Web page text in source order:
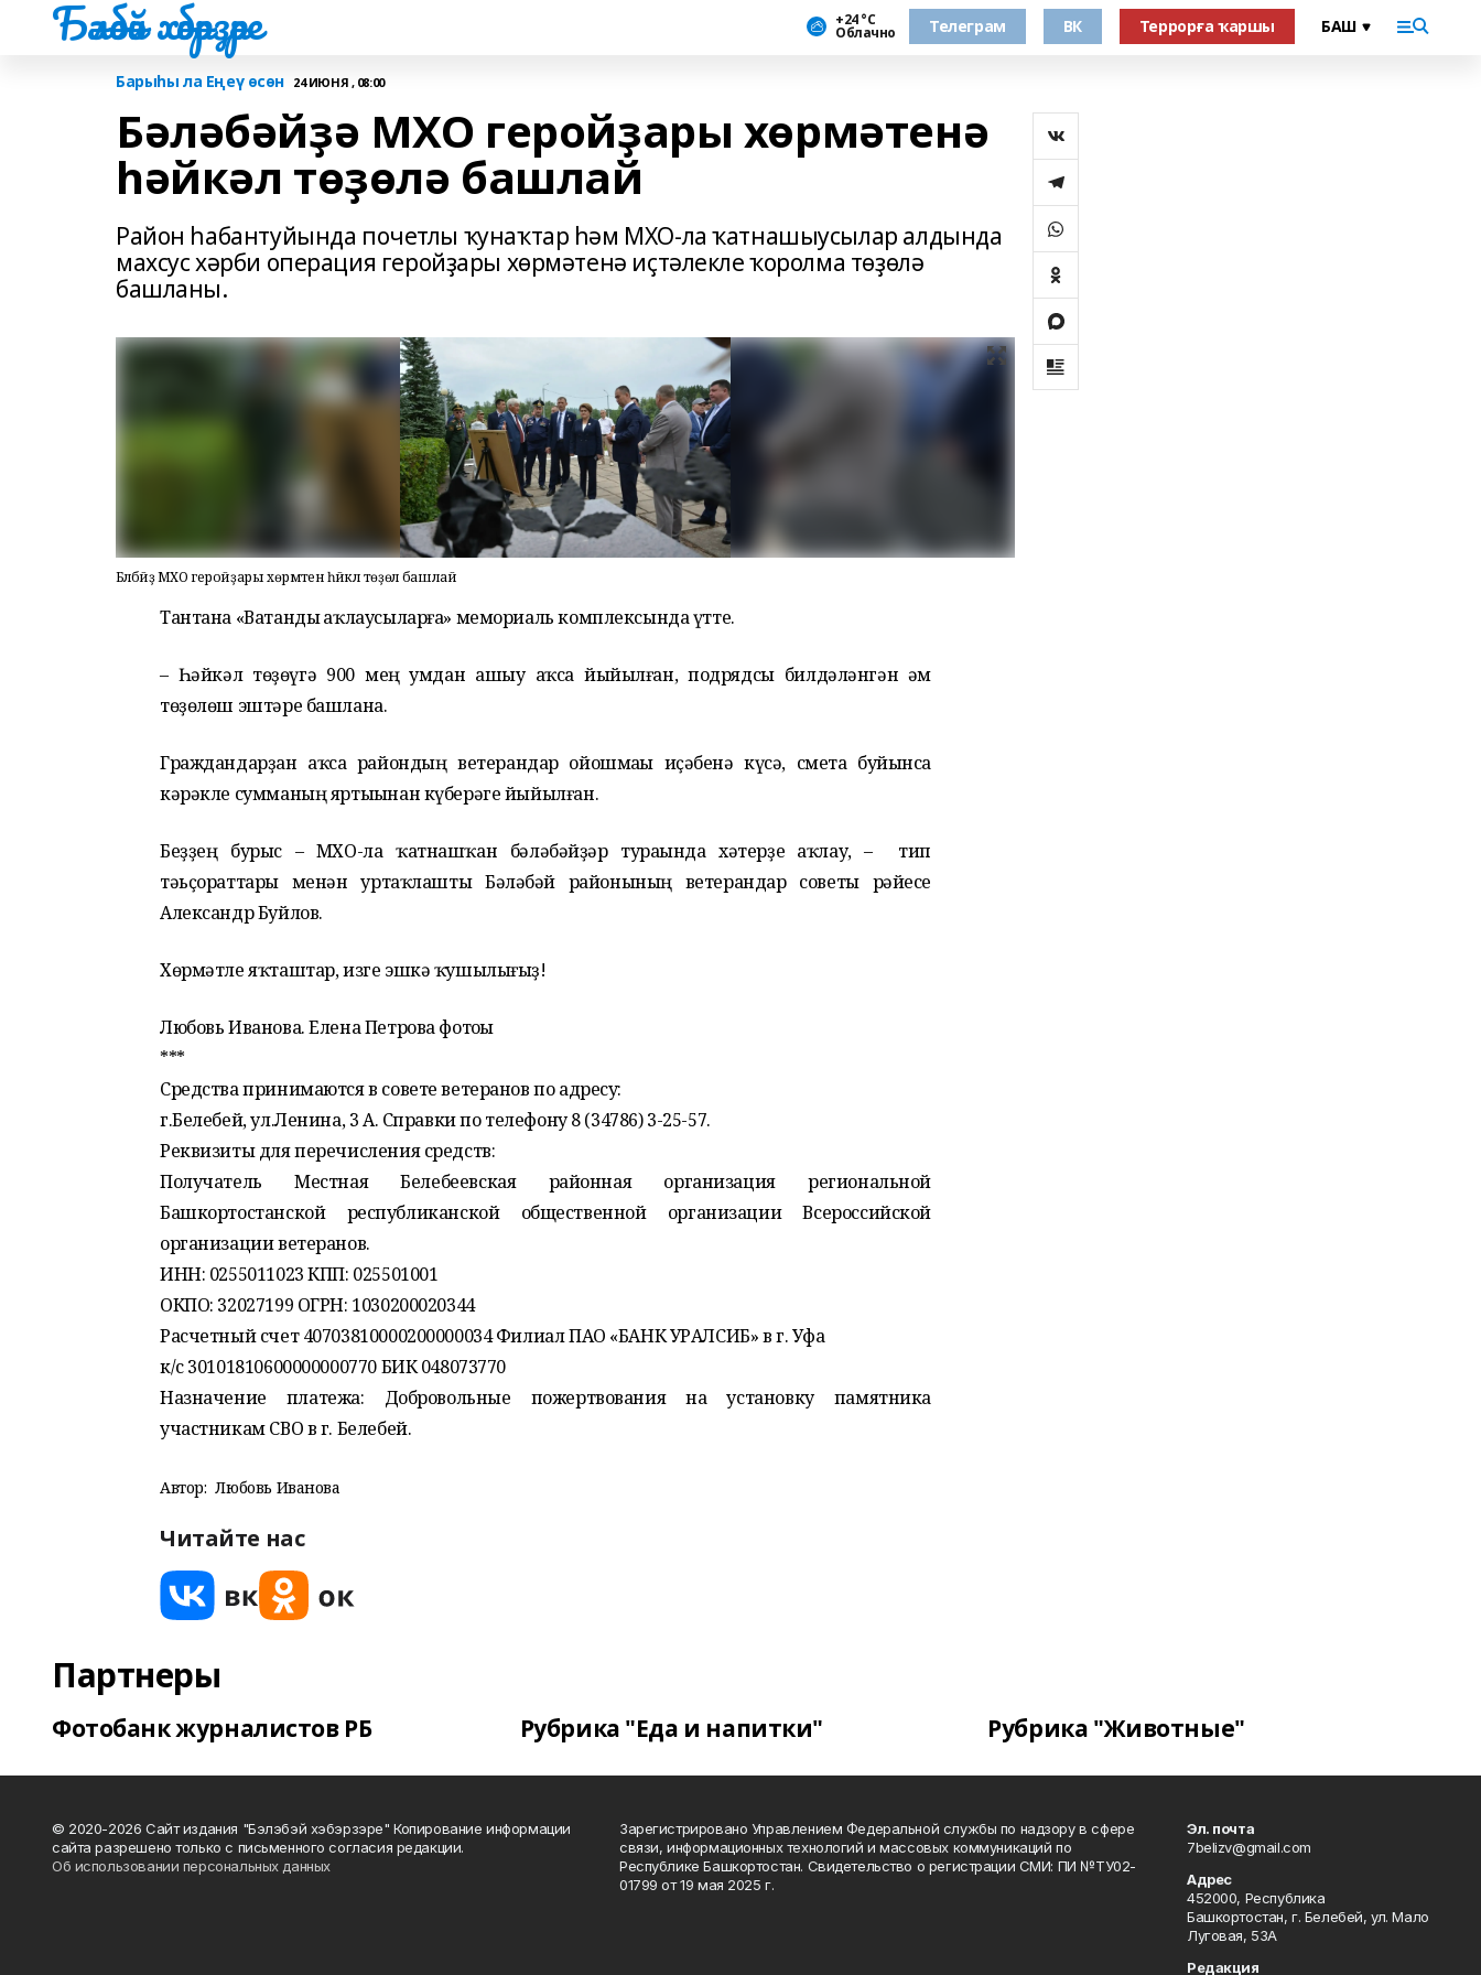
Бәләбәй хәбәрҙәре +24 °С
Облачно Телеграм ВК Террорға ҡаршы
Барыһы ла Еңеү өсөн 24 ИЮНЯ , 08:00
Бәләбәйҙә МХО геройҙары хөрмәтенә
һәйкәл төҙөлә башлай
Район һабантуйында почетлы ҡунаҡтар һәм МХО-ла ҡатнашыусылар алдында
махсус хәрби операция геройҙары хөрмәтенә иҫтәлекле ҡоролма төҙөлә
башланы.
Бәләбәйҙә МХО геройҙары хөрмәтенә һәйкәл төҙөлә башлай
Тантана «Ватанды һаҡлаусыларға» мемориаль комплексында үтте.
– Һәйкәл төҙөүгә 900 мең һумдан ашыу аҡса йыйылған, подрядсы билдәләнгән һәм
төҙөлөш эштәре башлана.
Граждандарҙан аҡса райондың ветерандар ойошмаһы иҫәбенә күсә, смета буйынса
кәрәкле сумманың яртыһынан күберәге йыйылған.
Беҙҙең бурыс – МХО-ла ҡатнашҡан бәләбәйҙәр тураһында хәтерҙе һаҡлау, – тип
тәьҫораттары менән уртаҡлашты Бәләбәй районының ветерандар советы рәйесе
Александр Буйлов.
Хөрмәтле яҡташтар, изге эшкә ҡушылығыҙ!
Любовь Иванова. Елена Петрова фотоһы
***
Средства принимаются в совете ветеранов по адресу:
г.Белебей, ул.Ленина, 3 А. Справки по телефону 8 (34786) 3-25-57.
Реквизиты для перечисления средств:
Получатель Местная Белебеевская районная организация региональной
Башкортостанской республиканской общественной организации Всероссийской
организации ветеранов.
ИНН: 0255011023 КПП: 025501001
ОКПО: 32027199 ОГРН: 1030200020344
Расчетный счет 40703810000200000034 Филиал ПАО «БАНК УРАЛСИБ» в г. Уфа
к/с 30101810600000000770 БИК 048073770
Назначение платежа: Добровольные пожертвования на установку памятника
участникам СВО в г. Белебей.
Автор: Любовь Иванова
Читайте нас
Партнеры
Фотобанк журналистов РБ Рубрика "Еда и напитки" Рубрика "Животные"
© 2020-2026 Сайт издания "Бэлэбэй хэбэрзэре" Копирование информации
сайта разрешено только с письменного согласия редакции.
Об использовании персональных данных
Зарегистрировано Управлением Федеральной службы по надзору в сфере
связи, информационных технологий и массовых коммуникаций по
Республике Башкортостан. Свидетельство о регистрации СМИ: ПИ №ТУ02-
01799 от 19 мая 2025 г.
Эл. почта
7belizv@gmail.com
Адрес
452000, Республика
Башкортостан, г. Белебей, ул. Мало
Луговая, 53А
Редакция